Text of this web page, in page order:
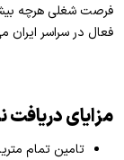
فرصت شغلی هرچه
فعال در سراسر ایران
مزایای دریافت
تامین تمام